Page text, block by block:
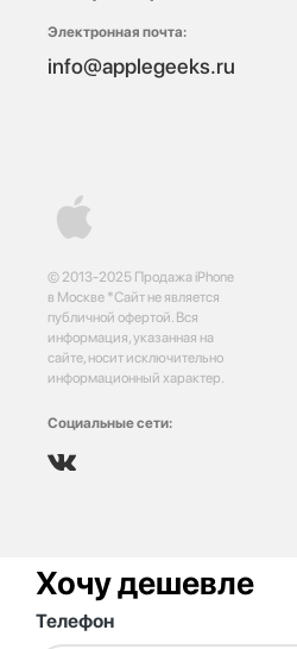
© 2013-2025 Продажа iPhone
в Москве *Сайт не является
публичной офертой. Вся
информация, указанная на
сайте, носит исключительно
информационный характер.
Социальные сети:
Электронная почта:
info@applegeeks.ru
Хочу дешевле
Телефон